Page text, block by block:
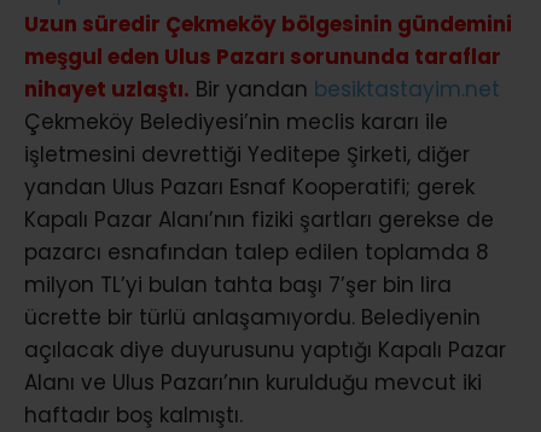
Uzun süredir Çekmeköy bölgesinin gündemini
meşgul eden Ulus Pazarı sorununda taraflar
nihayet uzlaştı. Bir yandan besiktastayim.net
Çekmeköy Belediyesi’nin meclis kararı ile
işletmesini devrettiği Yeditepe Şirketi, diğer
yandan Ulus Pazarı Esnaf Kooperatifi; gerek
Kapalı Pazar Alanı’nın fiziki şartları gerekse de
pazarcı esnafından talep edilen toplamda 8
milyon TL’yi bulan tahta başı 7’şer bin lira
ücrette bir türlü anlaşamıyordu. Belediyenin
açılacak diye duyurusunu yaptığı Kapalı Pazar
Alanı ve Ulus Pazarı’nın kurulduğu mevcut iki
haftadır boş kalmıştı.